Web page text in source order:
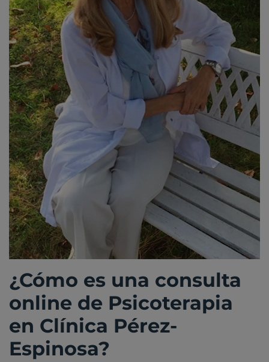
¿Cómo es una consulta
online de Psicoterapia
en Clínica Pérez-
Espinosa?